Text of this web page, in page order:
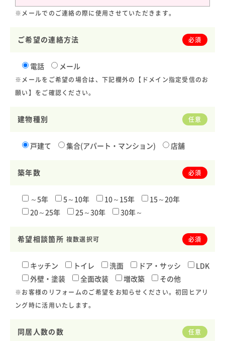
※メールでのご連絡の際に使用させていただきます。
ご希望の連絡方法 必須
電話 メール
※メールをご希望の場合は、下記欄外の【ドメイン指定受信のお
願い】をご確認ください。
建物種別 任意
戸建て 集合(アパート・マンション) 店舗
築年数 必須
～5年 5～10年 10～15年
15～20年
20～25年
25～30年 30年～
希望相談箇所 複数選択可 必須
キッチン トイレ 洗面 ドア・サッシ
LDK
外壁・塗装
全面改装 増改築 その他
※お客様のリフォームのご希望をお知らせください。初回ヒアリ
ング時に活用いたします。
同居人数の数 任意